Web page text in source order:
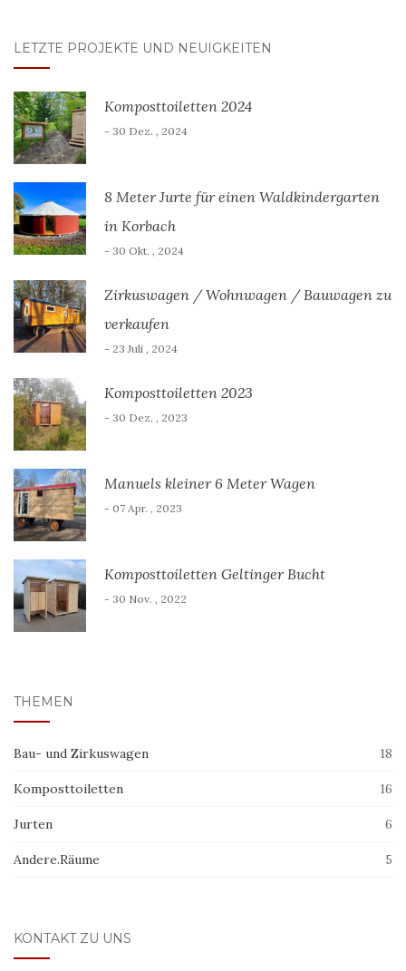
LETZTE PROJEKTE UND NEUIGKEITEN
Komposttoiletten 2024
- 30 Dez. , 2024
8 Meter Jurte für einen Waldkindergarten
in Korbach
- 30 Okt. , 2024
Zirkuswagen / Wohnwagen / Bauwagen zu
verkaufen
- 23 Juli , 2024
Komposttoiletten 2023
- 30 Dez. , 2023
Manuels kleiner 6 Meter Wagen
- 07 Apr. , 2023
Komposttoiletten Geltinger Bucht
- 30 Nov. , 2022
THEMEN
Bau- und Zirkuswagen 18
Komposttoiletten 16
Jurten 6
Andere.Räume 5
KONTAKT ZU UNS